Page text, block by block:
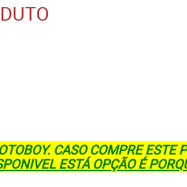
CASO COMPRE ESTE
ESTÁ OPÇÃO É